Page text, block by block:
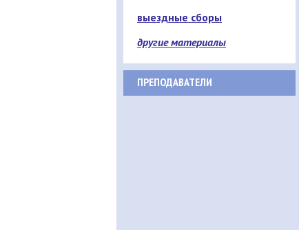
выездные сборы
другие материалы
ПРЕПОДАВАТЕЛИ